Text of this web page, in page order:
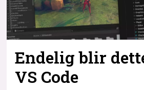
Endelig blir
VS Code